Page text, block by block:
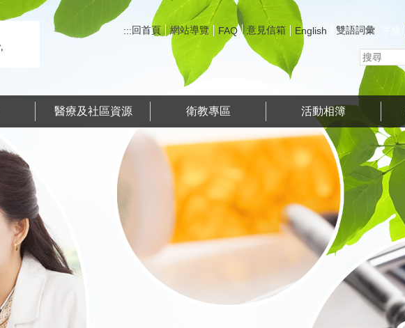
:::回首頁 網站導覽 FAQ 意見信箱 English 雙語詞彙
醫療及社區資源 衛教專區 活動相簿